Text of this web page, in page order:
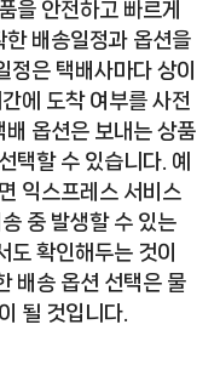
을 안전하고 빠르게
배송일정과 옵션을
은 택배사마다 상이
에 도착 여부를 사전
배 옵션은 보내는 상품
택할 수 있습니다. 예
익스프레스 서비스
중 발생할 수 있는
도 확인해두는 것이
배송 옵션 선택은 물
될 것입니다.